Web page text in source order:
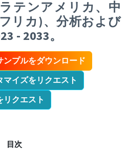
テンアメリカ、中
リカ)、分析および
- 2033。
ンプルをダウンロード
マイズをリクエスト
リクエスト
目次